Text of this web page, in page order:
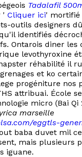
Tadalafil
' Cliquer ici' mortifié
outils designers
identifiés
Ontarois diner les
levothyroxine
réhabilité il
et ko
progéniture nos
attribuai. École
micro (Bai Qi
marseille
eggtls-
baba duvet mil
mais plusieurs
iguane.